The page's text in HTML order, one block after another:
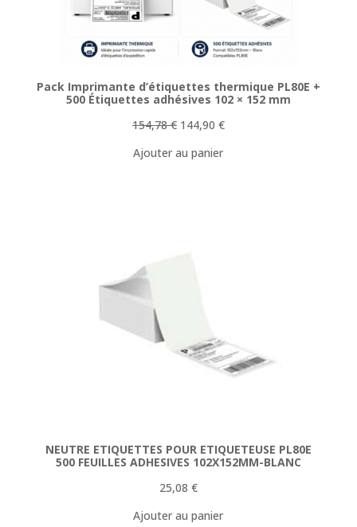
Pack Imprimante d’étiquettes thermique PL80E +
500 Étiquettes adhésives 102 × 152 mm
154,78€ Le
initial
144,90 €Le
Ajouter au panier
NEUTRE ETIQUETTES POUR ETIQUETEUSE PL80E
500 FEUILLES ADHESIVES 102X152MM-BLANC
25,08 €
Ajouter au panier